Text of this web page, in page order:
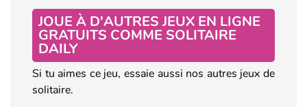
JOUE À D'AUTRES JEUX EN LIGNE
GRATUITS COMME SOLITAIRE
DAILY
Si tu aimes ce jeu, essaie aussi nos autres jeux de
solitaire.